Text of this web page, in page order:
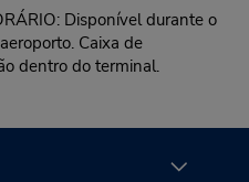
Disponível durante o
Caixa de
dentro do terminal.